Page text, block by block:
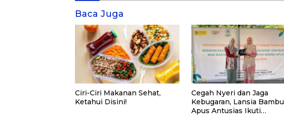
Baca Juga
Ciri-Ciri Makanan Sehat,
Ketahui Disini!
Cegah Nyeri dan Jaga
Kebugaran, Lansia Bambu
Apus Antusias Ikuti